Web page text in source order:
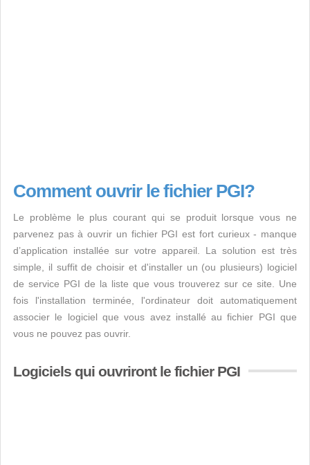
Comment ouvrir le fichier PGI?
Le problème le plus courant qui se produit lorsque vous ne
parvenez pas à ouvrir un fichier PGI est fort curieux - manque
d’application installée sur votre appareil. La solution est très
simple, il suffit de choisir et d'installer un (ou plusieurs) logiciel
de service PGI de la liste que vous trouverez sur ce site. Une
fois l'installation terminée, l'ordinateur doit automatiquement
associer le logiciel que vous avez installé au fichier PGI que
vous ne pouvez pas ouvrir.
Logiciels qui ouvriront le fichier PGI